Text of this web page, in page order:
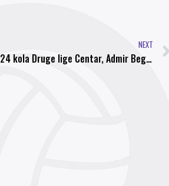
NEXT
Delegiranje 24 kola Druge lige Centar, Admir Begic ponovo na duelu NK Bosna – FK Mladost